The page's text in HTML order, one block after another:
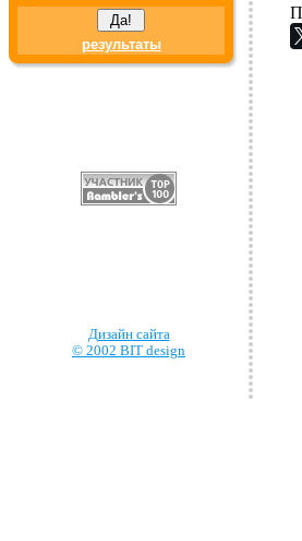
результаты
Дизайн сайта
© 2002 BIT design